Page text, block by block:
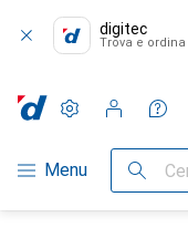
digitec
Trova e
Categoria Navigazione
Menu Cerca
Impostazioni
Conto cliente
Liste di confronto
Liste dei desideri
Carrello